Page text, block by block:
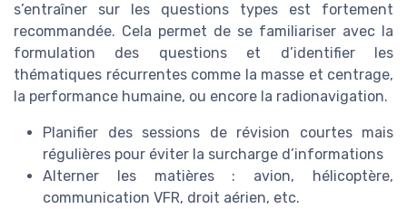
s’entraîner sur les questions types est fortement
recommandée. Cela permet de se familiariser avec la
formulation des questions et d’identifier les
thématiques récurrentes comme la masse et centrage,
la performance humaine, ou encore la radionavigation.
Planifier des sessions de révision courtes mais
régulières pour éviter la surcharge d’informations
Alterner les matières : avion, hélicoptère,
communication VFR, droit aérien, etc.